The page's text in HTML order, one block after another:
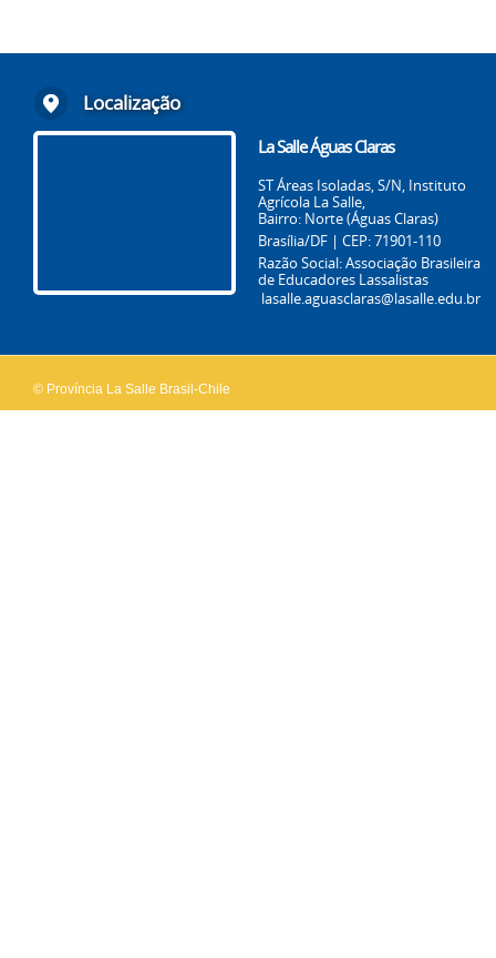
Localização
La Salle Águas Claras
ST Áreas Isoladas, S/N, Instituto
Agrícola La Salle,
Bairro: Norte (Águas Claras)
Brasília/DF | CEP: 71901-110
Razão Social: Associação Brasileira
de Educadores Lassalistas
lasalle.aguasclaras@lasalle.edu.br
© Província La Salle Brasil-Chile